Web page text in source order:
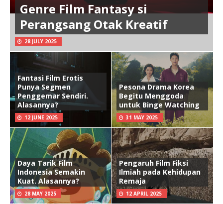
Genre Film Fantasy si
Perangsang Otak Kreatif
28 JULY 2025
Fantasi Film Erotis
Punya Segmen
Penggemar Sendiri.
Alasannya?
12 JUNE 2025
Pesona Drama Korea
Begitu Menggoda
untuk Binge Watching
31 MAY 2025
Daya Tarik Film
Indonesia Semakin
Kuat. Alasannya?
28 MAY 2025
Pengaruh Film Fiksi
Ilmiah pada Kehidupan
Remaja
12 APRIL 2025